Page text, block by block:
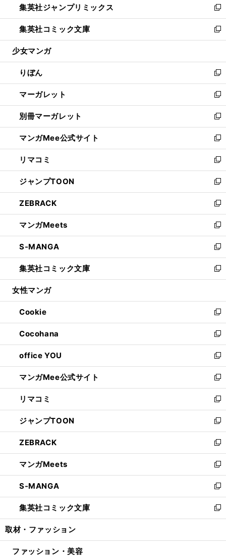
く
で
開
く
ド
ウ
で
開
ィ
ン
ド
ウ
開
く
い
ウ
ィ
ン
ウ
で
開
く
集英社ジャンプリミックス
新
し
い
ウ
ン
ド
ウ
で
開
く
集英社コミック文庫
新
し
ウ
ィ
ン
ド
ウ
で
開
く
少女マンガ
りぼん
新
し
い
ウ
ィ
ン
ド
ウ
で
開
く
マーガレット
新
し
い
ウ
ィ
ン
ド
ウ
で
開
く
別冊マーガレット
新
し
い
ウ
ィ
ン
ド
ウ
で
開
く
マンガMee公式サイト
新
し
い
ウ
ィ
ン
ド
ウ
で
開
く
リマコミ
新
し
い
ウ
ィ
ン
ド
ウ
で
開
く
ジャンプTOON
新
し
い
ウ
ィ
ン
ド
ウ
で
開
ZEBRACK
新
し
い
ウ
ィ
ン
ド
ウ
開
く
マンガMeets
新
し
い
ウ
ィ
ン
ウ
で
開
く
S-MANGA
新
し
い
ウ
ン
ド
ウ
で
開
く
集英社コミック文庫
新
し
ウ
ィ
ン
ド
ウ
で
開
く
女性マンガ
Cookie
新
し
い
ウ
ィ
ン
ド
ウ
で
開
く
Cocohana
新
し
い
ウ
ィ
ン
ド
ウ
で
開
く
office YOU
新
し
い
ウ
ィ
ン
ド
ウ
で
開
く
マンガMee公式サイト
新
し
い
ウ
ィ
ン
ド
ウ
で
開
く
リマコミ
新
し
い
ウ
ィ
ン
ド
ウ
で
開
く
ジャンプTOON
新
し
い
ウ
ィ
ン
ド
ウ
で
開
ZEBRACK
新
し
い
ウ
ィ
ン
ド
ウ
開
マンガMeets
新
し
い
ウ
ィ
ン
ウ
S-MANGA
新
し
い
ウ
ン
集英社コミック文庫
新
し
ウ
取材・ファッション
ファッション・美容